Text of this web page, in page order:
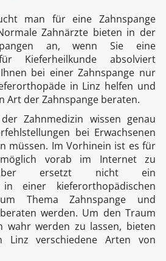
man für eine Zahnspange
Zahnärzte bieten in der
an, wenn Sie eine
Kieferheilkunde absolviert
bei einer Zahnspange nur
in Linz helfen und
Art der Zahnspange beraten.
Zahnmedizin wissen genau
bei Erwachsenen
müssen. Im Vorhinein ist es für
vorab im Internet zu
aber ersetzt nicht ein
in einer kieferorthopädischen
Thema Zahnspange und
werden. Um den Traum
wahr werden zu lassen, bieten
Linz verschiedene Arten von